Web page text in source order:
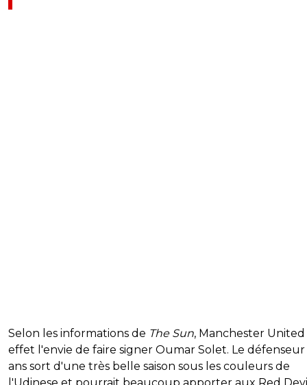
Selon les informations de The Sun, Manchester United
effet l'envie de faire signer Oumar Solet. Le défenseur
ans sort d'une très belle saison sous les couleurs de